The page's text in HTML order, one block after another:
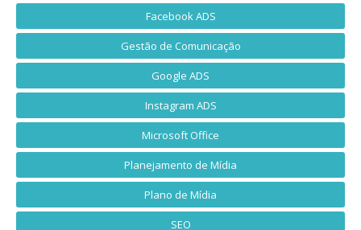
Facebook ADS
Gestão de Comunicação
Google ADS
Instagram ADS
Microsoft Office
Planejamento de Mídia
Plano de Mídia
SEO